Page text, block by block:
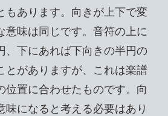
もあります。向きが上下で変
意味は同じです。音符の上に
、下にあれば下向きの半円の
とがありますが、これは楽譜
位置に合わせたものです。向
味になると考える必要はあり